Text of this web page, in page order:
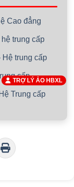
Cao đẳng
trung cấp
trung cấp
cấp
Trung cấp
TRỢ LÝ ẢO HBXL